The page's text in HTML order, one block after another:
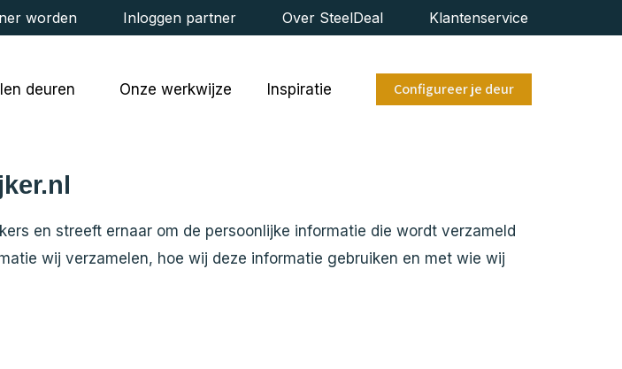
worden Inloggen partner Over SteelDeal Klantenservice
deuren Onze werkwijze Inspiratie Configureer je deur
en streeft ernaar om de persoonlijke informatie die wordt verzameld
wij verzamelen, hoe wij deze informatie gebruiken en met wie wij